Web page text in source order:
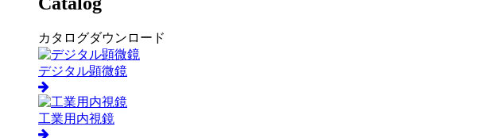
カタログダウンロード
デジタル顕微鏡
工業用内視鏡